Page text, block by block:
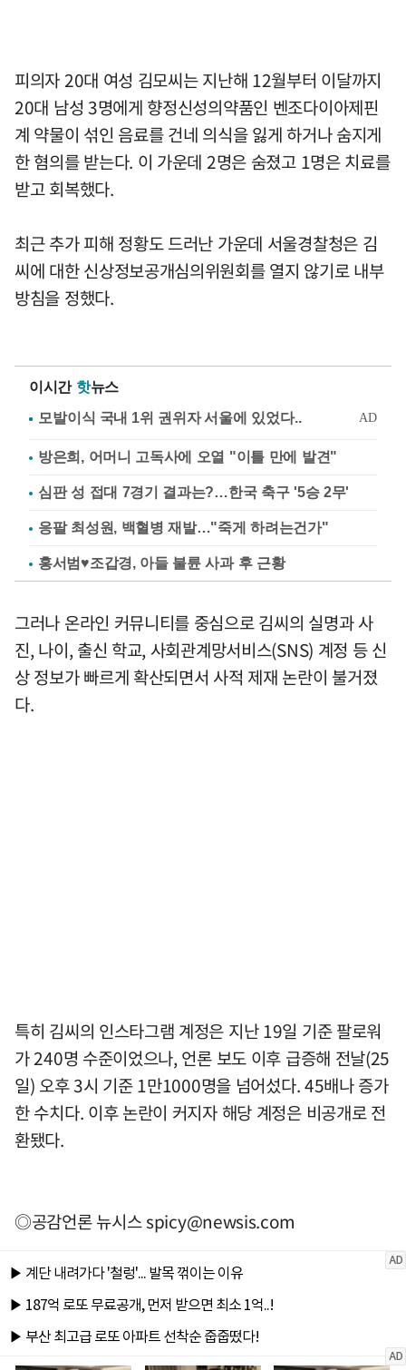
피의자 20대 여성 김모씨는 지난해 12월부터 이달까지
20대 남성 3명에게 향정신성의약품인 벤조다이아제핀
계 약물이 섞인 음료를 건네 의식을 잃게 하거나 숨지게
한 혐의를 받는다. 이 가운데 2명은 숨졌고 1명은 치료를
받고 회복했다.
최근 추가 피해 정황도 드러난 가운데 서울경찰청은 김
씨에 대한 신상정보공개심의위원회를 열지 않기로 내부
방침을 정했다.
이시간 핫뉴스
방은희, 어머니 고독사에 오열 "이틀 만에 발견"
심판 성 접대 7경기 결과는?…한국 축구 '5승 2무'
응팔 최성원, 백혈병 재발…"죽게 하려는건가"
홍서범♥조갑경, 아들 불륜 사과 후 근황
그러나 온라인 커뮤니티를 중심으로 김씨의 실명과 사
진, 나이, 출신 학교, 사회관계망서비스(SNS) 계정 등 신
상 정보가 빠르게 확산되면서 사적 제재 논란이 불거졌
다.
특히 김씨의 인스타그램 계정은 지난 19일 기준 팔로워
가 240명 수준이었으나, 언론 보도 이후 급증해 전날(25
일) 오후 3시 기준 1만1000명을 넘어섰다. 45배나 증가
한 수치다. 이후 논란이 커지자 해당 계정은 비공개로 전
환됐다.
◎공감언론 뉴시스spicy@newsis.com